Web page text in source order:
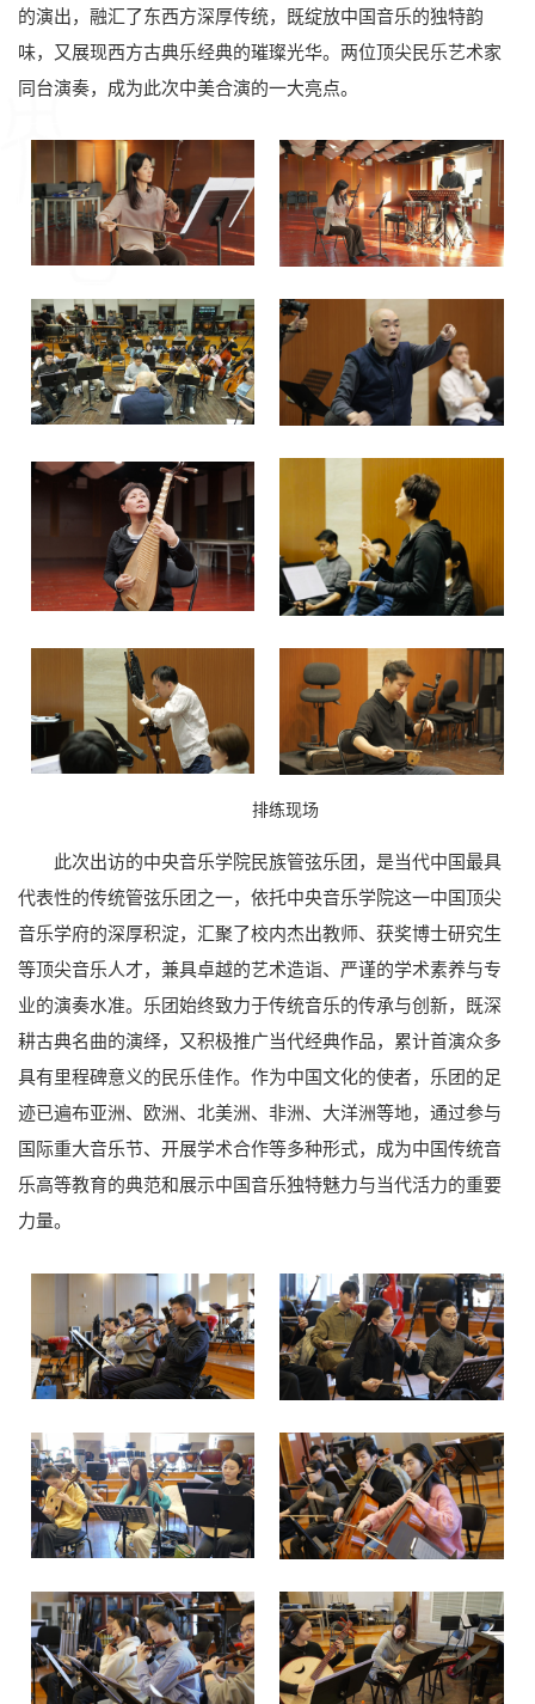
的演出，融汇了东西方深厚传统，既绽放中国音乐的独特韵
味，又展现西方古典乐经典的璀璨光华。两位顶尖民乐艺术家
同台演奏，成为此次中美合演的一大亮点。
排练现场
此次出访的中央音乐学院民族管弦乐团，是当代中国最具
代表性的传统管弦乐团之一，依托中央音乐学院这一中国顶尖
音乐学府的深厚积淀，汇聚了校内杰出教师、获奖博士研究生
等顶尖音乐人才，兼具卓越的艺术造诣、严谨的学术素养与专
业的演奏水准。乐团始终致力于传统音乐的传承与创新，既深
耕古典名曲的演绎，又积极推广当代经典作品，累计首演众多
具有里程碑意义的民乐佳作。作为中国文化的使者，乐团的足
迹已遍布亚洲、欧洲、北美洲、非洲、大洋洲等地，通过参与
国际重大音乐节、开展学术合作等多种形式，成为中国传统音
乐高等教育的典范和展示中国音乐独特魅力与当代活力的重要
力量。